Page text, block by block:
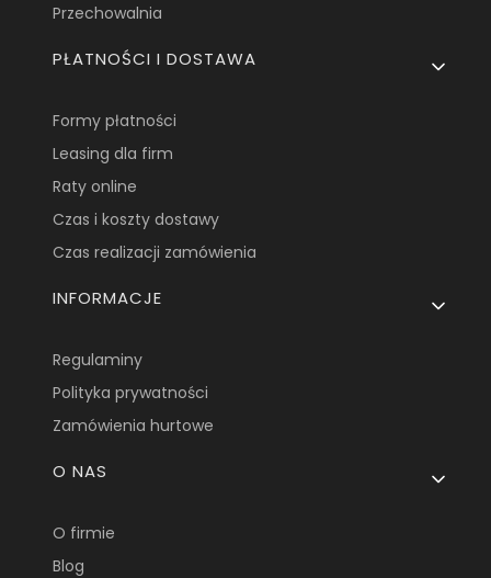
Przechowalnia
PŁATNOŚCI I DOSTAWA
Formy płatności
Leasing dla firm
Raty online
Czas i koszty dostawy
Czas realizacji zamówienia
INFORMACJE
Regulaminy
Polityka prywatności
Zamówienia hurtowe
O NAS
O firmie
Blog